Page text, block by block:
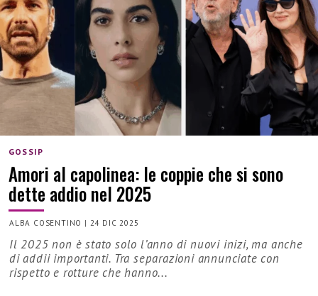
GOSSIP
Amori al capolinea: le coppie che si sono
dette addio nel 2025
ALBA COSENTINO | 24 DIC 2025
Il 2025 non è stato solo l’anno di nuovi inizi, ma anche
di addii importanti. Tra separazioni annunciate con
rispetto e rotture che hanno...